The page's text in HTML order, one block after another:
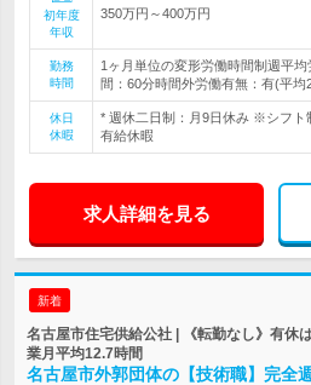
初年度
年収
350万円～400万円
勤務
時間
1ヶ月単位の変形労働時間制週平
間：60分時間外労働有無：有(平均
休日
休暇
* 週休二日制：月9日休み ※シフト
有給休暇
求人詳細を見る
新着
名古屋市住宅供給公社 | 《転勤なし》有休
業月平均12.7時間
名古屋市外郭団体の【技術職】完全